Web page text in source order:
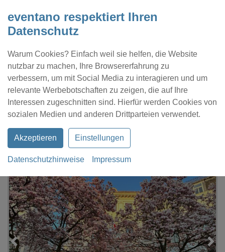
eventano respektiert Ihren
Datenschutz
Warum Cookies? Einfach weil sie helfen, die Website
nutzbar zu machen, Ihre Browsererfahrung zu
verbessern, um mit Social Media zu interagieren und um
relevante Werbebotschaften zu zeigen, die auf Ihre
Interessen zugeschnitten sind. Hierfür werden Cookies von
sozialen Medien und anderen Drittparteien verwendet.
Akzeptieren Einstellungen
Datenschutzhinweise Impressum
Kontakt Location eintragen Profil
Institut francais Bremen